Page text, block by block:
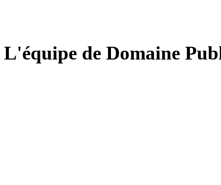
L'équipe de Domaine